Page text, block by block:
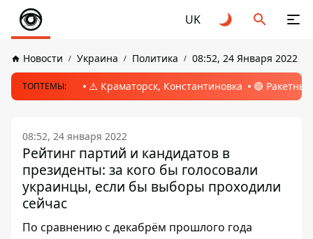
UK
Новости Украина Политика 08:52, 24 Января 2022
ТОПТЕМЫ: ⚠️ Краматорск, Константиновка 🔴
08:52, 24 января 2022
Рейтинг партий и кандидатов в
президенты: за кого бы голосовали
украинцы, если бы выборы проходили
сейчас
По сравнению с декабрём прошлого года